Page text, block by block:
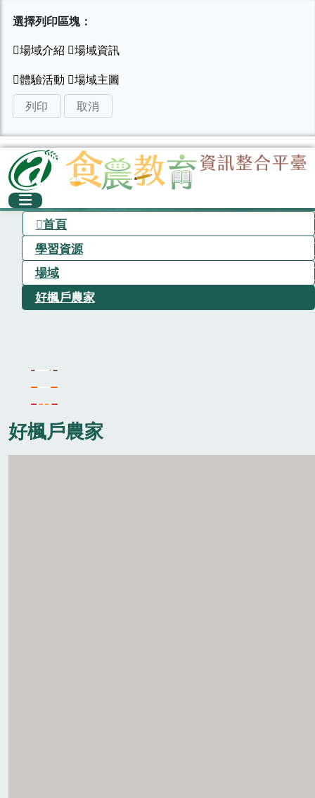
選擇列印區塊：
列印 取消
首頁
學習資源
場域
好楓戶農家
好楓戶農家